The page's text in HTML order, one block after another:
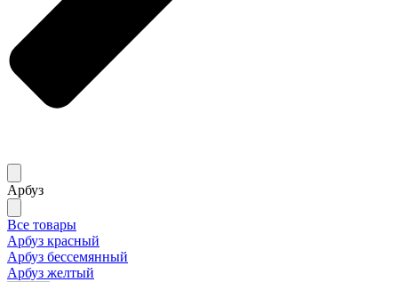
Арбуз
Все товары
Арбуз красный
Арбуз бессемянный
Арбуз желтый